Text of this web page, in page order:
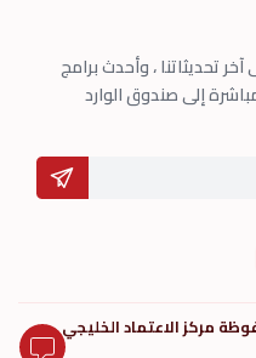
تحديثاتنا ، وأحدث برامج
إلى صندوق الوارد